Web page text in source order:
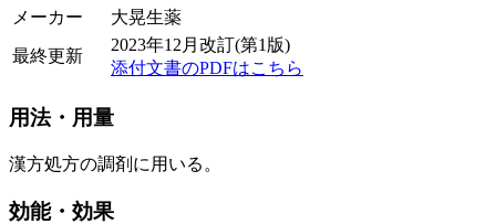
メーカー
大晃生薬
最終更新
2023年12月改訂(第1版)
添付文書のPDFはこちら
用法・用量
漢方処方の調剤に用いる。
効能・効果